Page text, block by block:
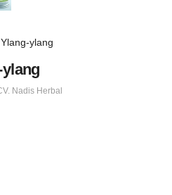
ylang
Nadis Herbal